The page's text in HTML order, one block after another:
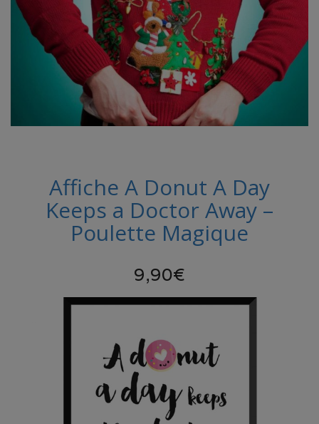
0 ITEMS -0,00€
Affiche A Donut A Day
Keeps a Doctor Away –
Poulette Magique
9,90€